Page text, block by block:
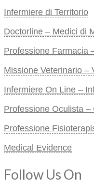
Infermiere di Territorio
Doctorline – Medici di
Professione Farmacia
Missione Veterinario –
Infermiere On Line –
Professione Oculista –
Professione
Medical Evidence
Follow Us On